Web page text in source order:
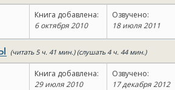
Книга добавлена:
6 октября 2010
Озвучено:
18 июля 2011
(читать 5 ч. 41 мин.) (слушать 4 ч. 44 мин.)
Книга добавлена:
29 июля 2010
Озвучено:
17 декабря 2012